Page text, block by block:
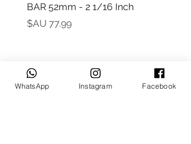
BAR 52mm - 2 1/16 Inch
السعر
WhatsApp Instagram Facebook